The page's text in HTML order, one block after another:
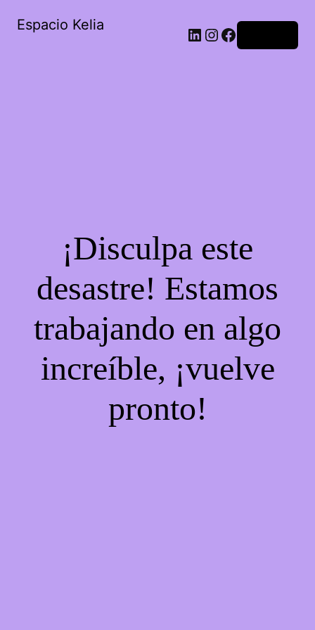
Espacio Kelia
¡Disculpa este
desastre! Estamos
trabajando en algo
increíble, ¡vuelve
pronto!